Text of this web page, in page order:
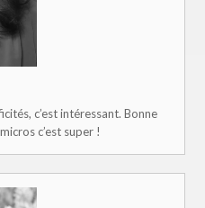
c’est intéressant. Bonne
c’est super !